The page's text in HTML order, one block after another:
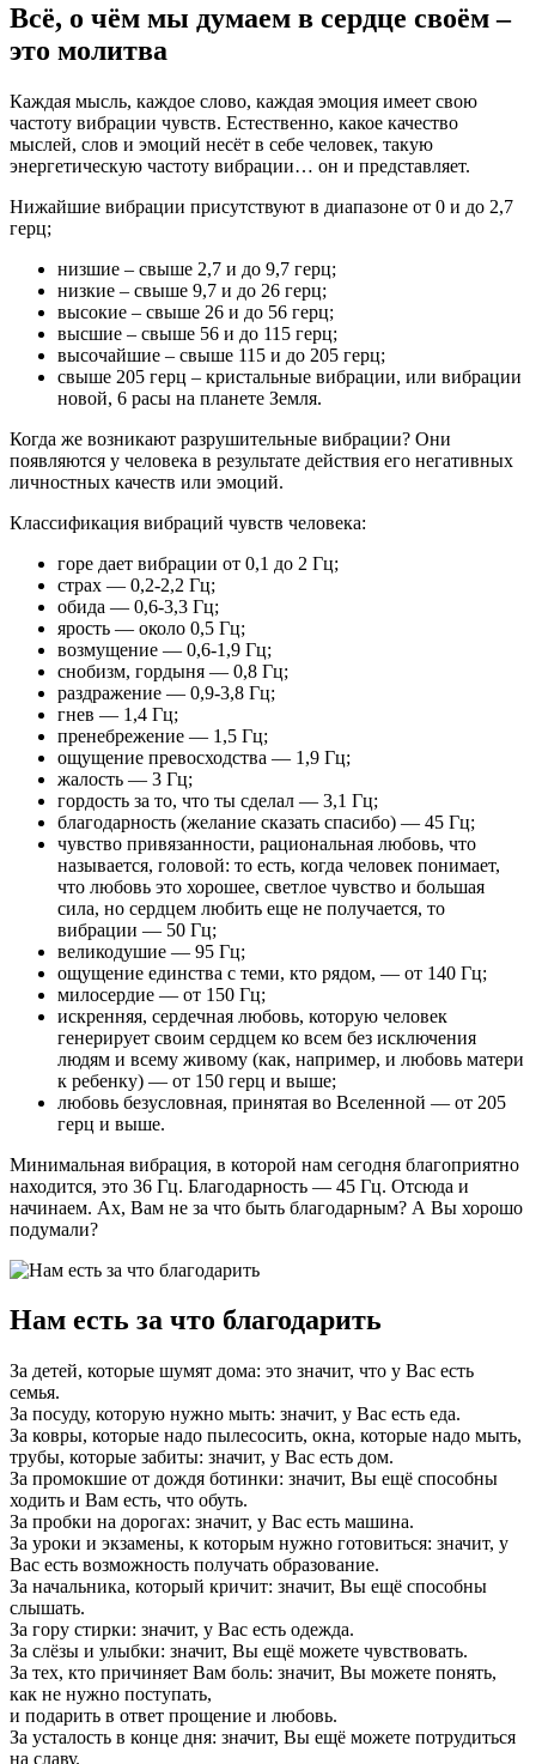
Всё, о чём мы думаем в сердце своём –
это молитва
Каждая мысль, каждое слово, каждая эмоция имеет свою
частоту вибрации чувств. Естественно, какое качество
мыслей, слов и эмоций несёт в себе человек, такую
энергетическую частоту вибрации… он и представляет.
Нижайшие вибрации присутствуют в диапазоне от 0 и до 2,7
герц;
низшие – свыше 2,7 и до 9,7 герц;
низкие – свыше 9,7 и до 26 герц;
высокие – свыше 26 и до 56 герц;
высшие – свыше 56 и до 115 герц;
высочайшие – свыше 115 и до 205 герц;
свыше 205 герц – кристальные вибрации, или вибрации
новой, 6 расы на планете Земля.
Когда же возникают разрушительные вибрации? Они
появляются у человека в результате действия его негативных
личностных качеств или эмоций.
Классификация вибраций чувств человека:
горе дает вибрации от 0,1 до 2 Гц;
страх — 0,2-2,2 Гц;
обида — 0,6-3,3 Гц;
ярость — около 0,5 Гц;
возмущение — 0,6-1,9 Гц;
снобизм, гордыня — 0,8 Гц;
раздражение — 0,9-3,8 Гц;
гнев — 1,4 Гц;
пренебрежение — 1,5 Гц;
ощущение превосходства — 1,9 Гц;
жалость — 3 Гц;
гордость за то, что ты сделал — 3,1 Гц;
благодарность (желание сказать спасибо) — 45 Гц;
чувство привязанности, рациональная любовь, что
называется, головой: то есть, когда человек понимает,
что любовь это хорошее, светлое чувство и большая
сила, но сердцем любить еще не получается, то
вибрации — 50 Гц;
великодушие — 95 Гц;
ощущение единства с теми, кто рядом, — от 140 Гц;
милосердие — от 150 Гц;
искренняя, сердечная любовь, которую человек
генерирует своим сердцем ко всем без исключения
людям и всему живому (как, например, и любовь матери
к ребенку) — от 150 герц и выше;
любовь безусловная, принятая во Вселенной — от 205
герц и выше.
Минимальная вибрация, в которой нам сегодня благоприятно
находится, это 36 Гц. Благодарность — 45 Гц. Отсюда и
начинаем. Ах, Вам не за что быть благодарным? А Вы хорошо
подумали?
Нам есть за что благодарить
За детей, которые шумят дома: это значит, что у Вас есть
семья.
За посуду, которую нужно мыть: значит, у Вас есть еда.
За ковры, которые надо пылесосить, окна, которые надо мыть,
трубы, которые забиты: значит, у Вас есть дом.
За промокшие от дождя ботинки: значит, Вы ещё способны
ходить и Вам есть, что обуть.
За пробки на дорогах: значит, у Вас есть машина.
За уроки и экзамены, к которым нужно готовиться: значит, у
Вас есть возможность получать образование.
За начальника, который кричит: значит, Вы ещё способны
слышать.
За гору стирки: значит, у Вас есть одежда.
За слёзы и улыбки: значит, Вы ещё можете чувствовать.
За тех, кто причиняет Вам боль: значит, Вы можете понять,
как не нужно поступать,
и подарить в ответ прощение и любовь.
За усталость в конце дня: значит, Вы ещё можете потрудиться
на славу.